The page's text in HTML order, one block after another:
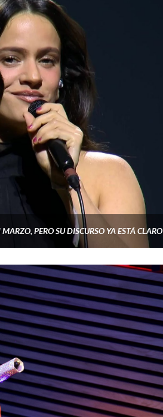
PERO SU DISCURSO YA ESTÁ CLARO